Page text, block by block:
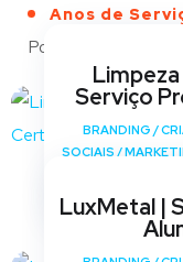
Anos de
Portfólio
Serviço
BRANDING /
SOCIAIS /
LuxMetal |